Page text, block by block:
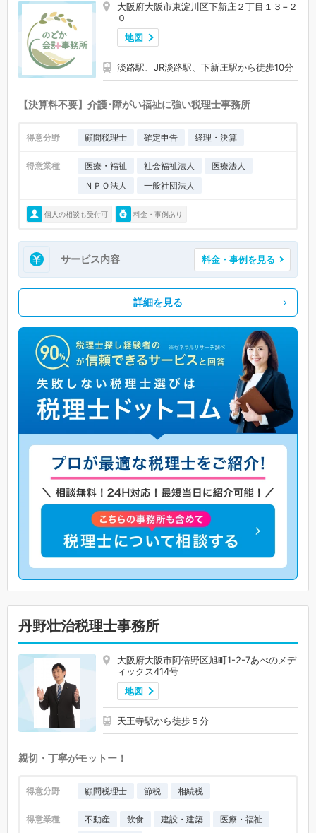
大阪府大阪市東淀川区下新庄２丁目１３−２
０
地図
淡路駅、JR淡路駅、下新庄駅から徒歩10分
【決算料不要】介護･障がい福祉に強い税理士事務所
得意分野 顧問税理士 確定申告 経理・決算
得意業種 医療・福祉 社会福祉法人
医療法人
ＮＰＯ法人
一般社団法人
個人の相談も受付可 料金・事例あり
サービス内容 料金・事例を見る
詳細を見る
丹野壮治税理士事務所
大阪府大阪市阿倍野区旭町1-2-7あべのメデ
ィックス414号
地図
天王寺駅から徒歩５分
親切・丁寧がモットー！
得意分野 顧問税理士 節税 相続税
得意業種 不動産 飲食 建設・建築
医療・福祉